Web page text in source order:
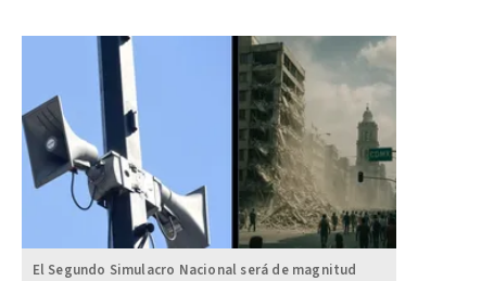
El Segundo Simulacro Nacional será de magnitud